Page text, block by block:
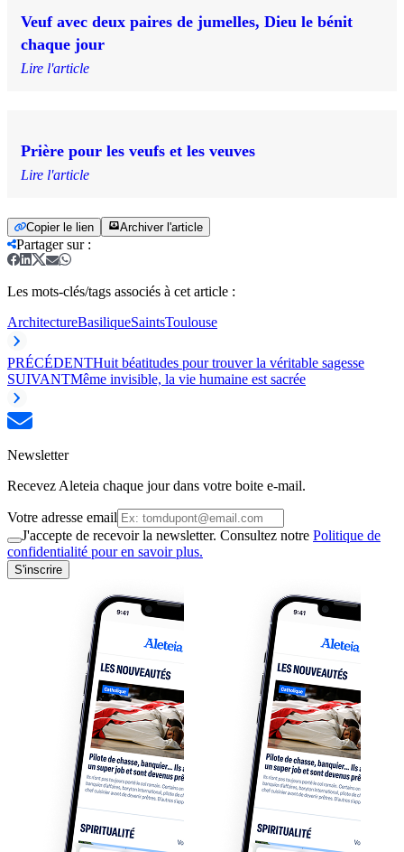
Veuf avec deux paires de jumelles, Dieu le bénit
chaque jour
Lire l'article
Prière pour les veufs et les veuves
Lire l'article
Copier le lien Archiver l'article
Partager sur:
Les mots-clés/tags associés à cet article :
ArchitectureBasiliqueSaintsToulouse
PRÉCÉDENTHuit béatitudes pour trouver la véritable sagesse
SUIVANTMême invisible, la vie humaine est sacrée
Newsletter
Recevez Aleteia chaque jour dans votre boite e-mail.
Votre adresse email
J'accepte de recevoir la newsletter. Consultez notre Politique de
confidentialité pour en savoir plus.
S'inscrire